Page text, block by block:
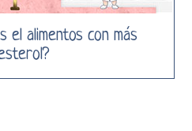
el alimentos con más